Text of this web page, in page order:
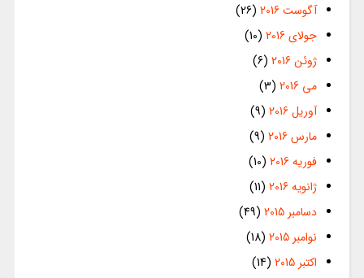
آگوست 2016
(26)
جولای 2016
(10)
ژوئن 2016
(6)
می 2016
(3)
آوریل 2016
(9)
مارس 2016
(9)
فوریه 2016
(10)
ژانویه 2016
(11)
دسامبر 2015
(49)
نوامبر 2015
(18)
اکتبر 2015
(14)